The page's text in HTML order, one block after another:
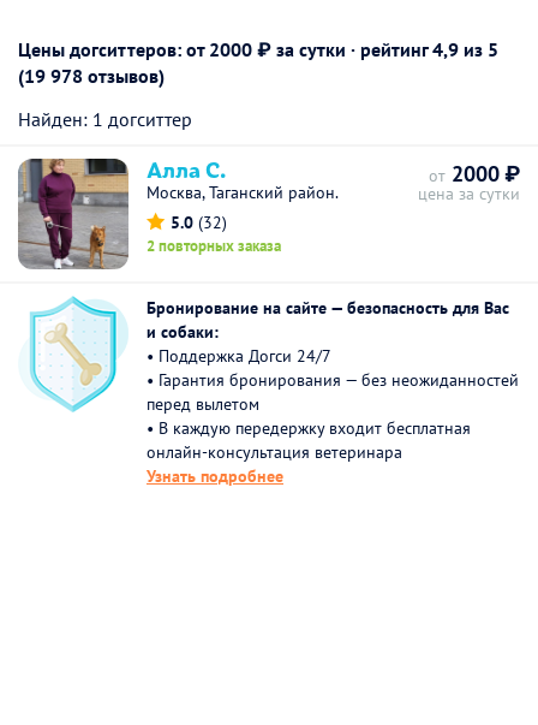
Цены догситтеров: от 2000 ₽ за сутки · рейтинг4,9 из 5
(19 978 отзывов)
Найден: 1 догситтер
Алла С.
Москва, Таганский район.
5.0 (32)
2 повторных заказа
от 2000 ₽
цена за сутки
Бронирование на сайте — безопасность для Вас
и собаки:
• Поддержка Догси 24/7
• Гарантия бронирования — без неожиданностей
перед вылетом
• В каждую передержку входит бесплатная
онлайн-консультация ветеринара
Узнать подробнее